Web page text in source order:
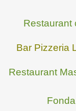
Restaurant
Bar Pizzeria
Restaurant
Fond